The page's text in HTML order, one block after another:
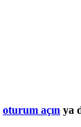
oturum açın ya